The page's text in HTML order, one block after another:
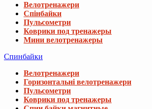
Велотренажери
Спінбайки
Пульсометри
Коврики под тренажеры
Мини велотренажеры
Спинбайки
Велотренажери
Горизонтальні велотренажери
Пульсометри
Коврики под тренажеры